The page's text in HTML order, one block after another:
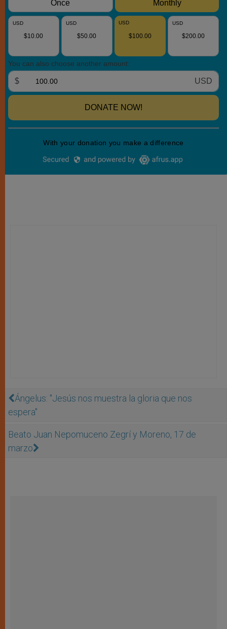
Ángelus: "Jesús nos muestra la gloria que nos
espera"
Beato Juan Nepomuceno Zegrí y Moreno, 17 de
marzo